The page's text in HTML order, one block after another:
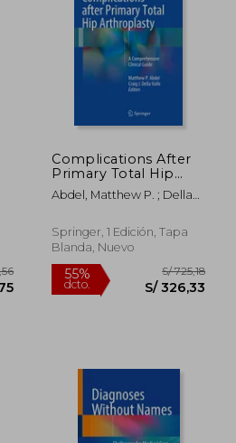
55%
dcto.
Complications After
Primary Total Hip
Arthroplasty: A
Comprehensive
Inglés)
Abdel, Matthew P. ; Della
Springer, 1 Edición, Tapa
Blanda, Nuevo